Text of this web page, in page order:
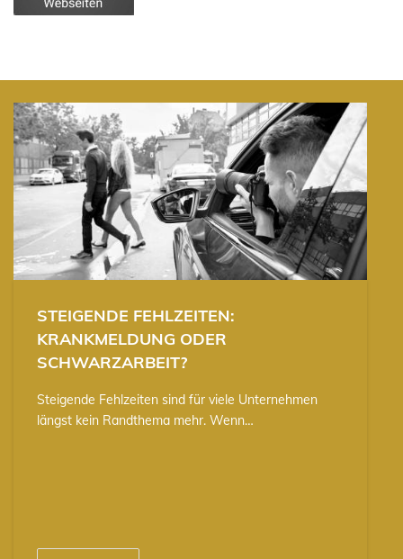
STEIGENDE FEHLZEITEN:
KRANKMELDUNG ODER
SCHWARZARBEIT?
Steigende Fehlzeiten sind für viele Unternehmen
längst kein Randthema mehr. Wenn…